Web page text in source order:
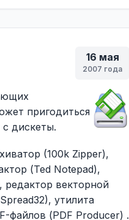
16 мая
2007 года
пригодиться
дискеты.
(100k Zipper),
(Ted Notepad),
редактор векторной
утилита
файлов (PDF Producer) .